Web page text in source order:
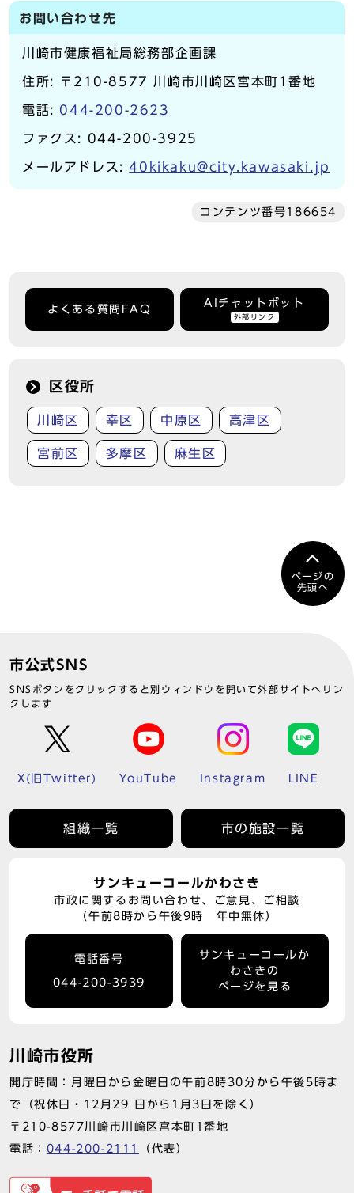
お問い合わせ先
川崎市健康福祉局総務部企画課
住所: 〒210-8577 川崎市川崎区宮本町1番地
電話: 044-200-2623
ファクス: 044-200-3925
メールアドレス:40kikaku@city.kawasaki.jp
コンテンツ番号186654
よくある質問FAQ
AIチャットボット
外部リンク
区役所
川崎区 幸区 中原区 高津区
宮前区 多摩区 麻生区
ページの
先頭へ
市公式SNS
SNSボタンをクリックすると別ウィンドウを開いて外部サイトへリン
クします
X(旧Twitter) YouTube Instagram LINE
組織一覧 市の施設一覧
サンキューコールかわさき
市政に関するお問い合わせ、ご意見、ご相談
（午前8時から午後9時 年中無休）
電話番号
044-200-3939
サンキューコールか
わさきの
ページを見る
川崎市役所
開庁時間：月曜日から金曜日の午前8時30分から午後5時ま
で（祝休日・12月29 日から1月3日を除く）
〒210-8577川崎市川崎区宮本町1番地
電話： 044-200-2111 （代表）